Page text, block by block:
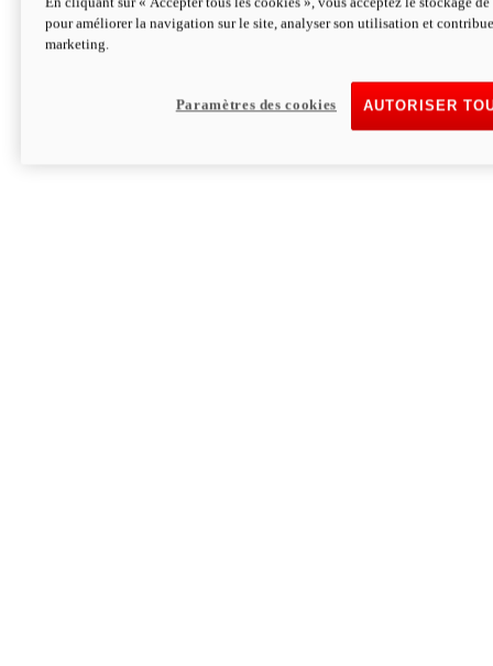
Hypermotard V2 SP 100
Découvrez-le
pour améliorer la navigation sur le site, analyser son utilisation et
marketing.
AUTORISER
Paramètres des cookies